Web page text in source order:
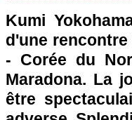
Kumi
d'une
- Corée du
Maradona. La
être